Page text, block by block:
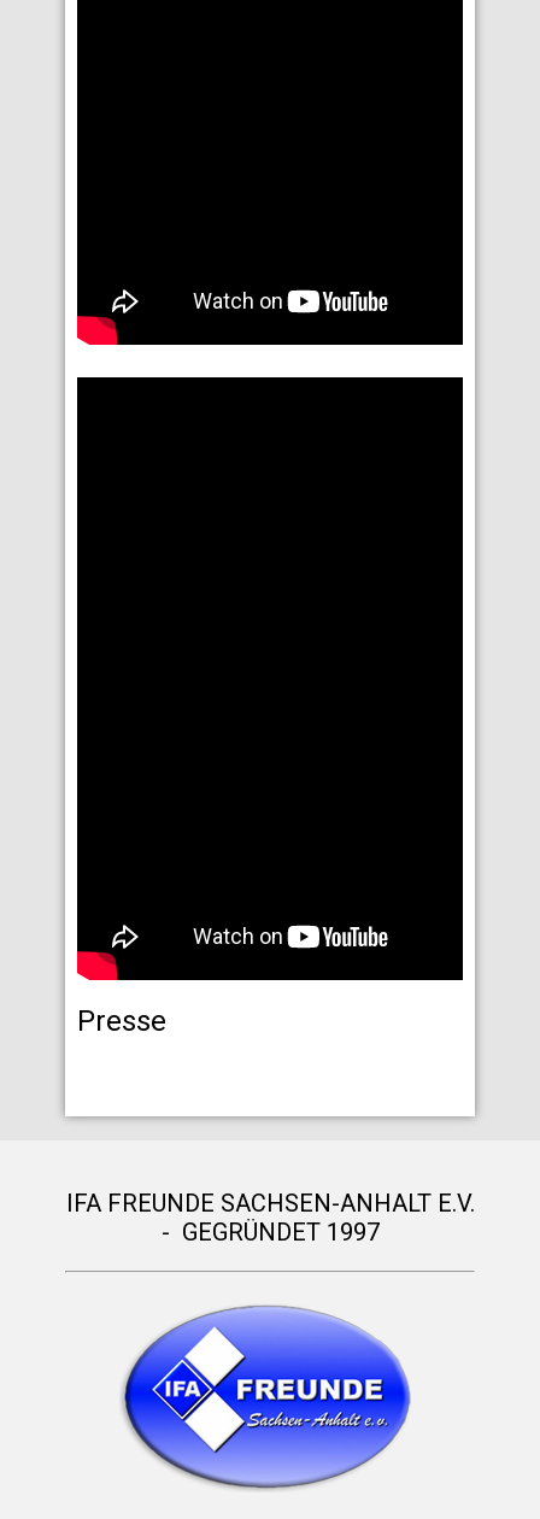
Presse
IFA FREUNDE SACHSEN-ANHALT E.V.
- GEGRÜNDET 1997